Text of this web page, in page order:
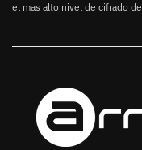
el mas alto nivel de cifrado